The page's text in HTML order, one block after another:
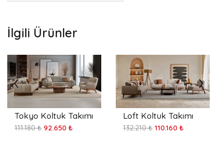
İlgili Ürünler
Tokyo Koltuk Takımı
111.180 ₺ 92.650 ₺
Loft Koltuk Takımı
132.210 ₺ 110.160 ₺